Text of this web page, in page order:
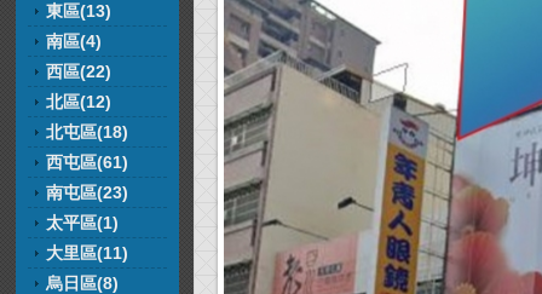
東區(13)
南區(4)
西區(22)
北區(12)
北屯區(18)
西屯區(61)
南屯區(23)
太平區(1)
大里區(11)
烏日區(8)